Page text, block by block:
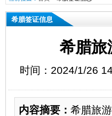
希腊签证信息
希腊旅
时间：2024/1/26
内容摘要： 希腊旅